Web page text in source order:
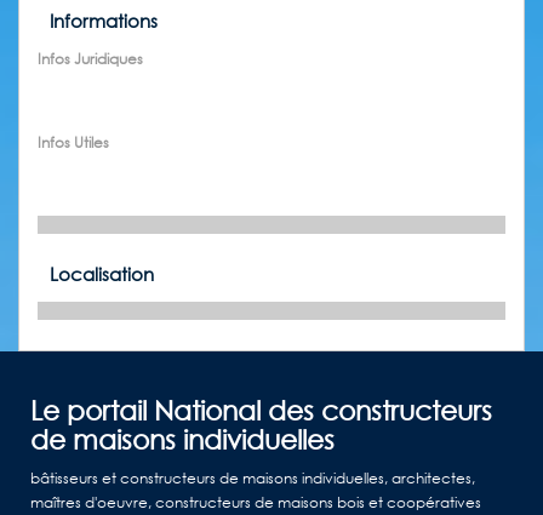
Informations
Infos Juridiques
Infos Utiles
Localisation
Le portail National des constructeurs
de maisons individuelles
bâtisseurs et constructeurs de maisons individuelles, architectes,
maîtres d'oeuvre, constructeurs de maisons bois et coopératives